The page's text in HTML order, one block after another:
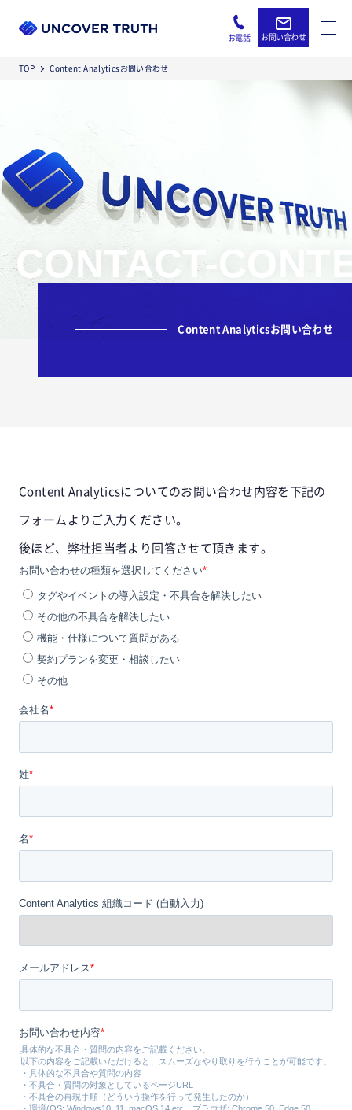
お問い合わせ
お電話
TOP Content Analyticsお問い合わせ
CONTACT-
Content Analyticsお問い合わせ
Content Analyticsについてのお問い合わせ内容を下記の
フォームよりご入力ください。
後ほど、弊社担当者より回答させて頂きます。